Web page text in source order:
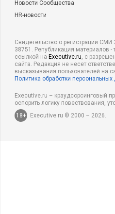
Новости Сообщества
HR-новости
Свидетельство о регистрации
38751. Републикация материалов -
ссылкой на Executive.ru, с
сайта. Редакция не несет
высказывания пользователей на
Политика обработки
Executive.ru – краудсорсинговый
оспорить логику повествования,
18+
Executive.ru © 2000 – 2026.